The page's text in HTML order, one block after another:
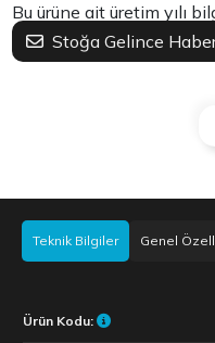
Bu ürüne ait üretim yılı
Stoğa Gelince
Teknik Bilgiler Genel
Ürün Kodu: